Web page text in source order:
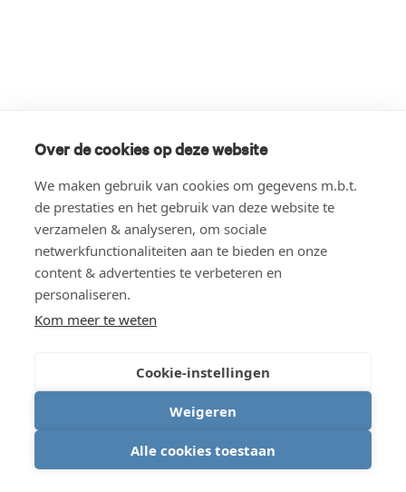
Over de cookies op deze website
We maken gebruik van cookies om gegevens m.b.t.
de prestaties en het gebruik van deze website te
verzamelen & analyseren, om sociale
netwerkfunctionaliteiten aan te bieden en onze
content & advertenties te verbeteren en
personaliseren.
Kom meer te weten
Cookie-instellingen
Weigeren
Alle cookies toestaan